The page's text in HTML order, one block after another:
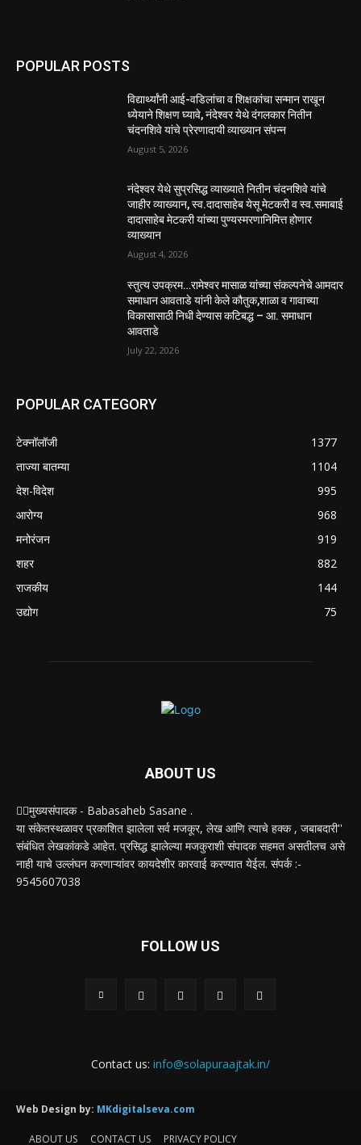
POPULAR POSTS
विद्यार्थ्यांनी आई-वडिलांचा व शिक्षकांचा सन्मान राखून
ध्येयाने शिक्षण घ्यावे, नंदेश्वर येथे दंगलकार नितीन
चंदनशिवे यांचे प्रेरणादायी व्याख्यान संपन्न
August 5, 2026
नंदेश्वर येथे सुप्रसिद्ध व्याख्याते नितीन चंदनशिवे यांचे
जाहीर व्याख्यान, स्व.दादासाहेब येसू मेटकरी व स्व.समाबाई
दादासाहेब मेटकरी यांच्या पुण्यस्मरणानिमित्त होणार
व्याख्यान
August 4, 2026
स्तुत्य उपक्रम…रामेश्वर मासाळ यांच्या संकल्पनेचे आमदार
समाधान आवताडे यांनी केले कौतुक,शाळा व गावाच्या
विकासासाठी निधी देण्यास कटिबद्ध – आ. समाधान
आवताडे
July 22, 2026
POPULAR CATEGORY
टेक्नॉलॉजी
1377
ताज्या बातम्या
1104
देश-विदेश
995
आरोग्य
968
मनोरंजन
919
शहर
882
राजकीय
144
उद्योग
75
ABOUT US
✍🏻मुख्यसंपादक - Babasaheb Sasane .
या संकेतस्थळावर प्रकाशित झालेला सर्व मजकूर, लेख आणि त्याचे हक्क , जबाबदारी''
संबंधित लेखकांकडे आहेत. प्रसिद्ध झालेल्या मजकुराशी संपादक सहमत असतीलच असे
नाही याचे उल्लंघन करणाऱ्यांवर कायदेशीर कारवाई करण्यात येईल. संपर्क :-
9545607038
FOLLOW US
Contact us: info@solapuraajtak.in/
Web Design by: MKdigitalseva.com
ABOUT US CONTACT US PRIVACY POLICY